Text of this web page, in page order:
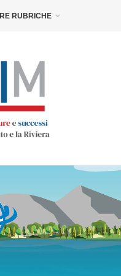
RUBRICHE